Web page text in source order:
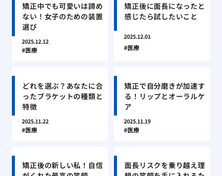
矯正中でも可愛いは諦め
ない！女子のための装置
選び
2025.12.12
医療
矯正後に面長になったと
感じたら試したいこと
2025.12.01
医療
どれを選ぶ？あなたに合
ったブラケットの種類と
特徴
2025.11.22
医療
矯正で自分磨きが加速す
る！リップとオーラルケ
ア
2025.11.19
医療
矯正後の新しい私！自信
面長リスクを乗り越え理